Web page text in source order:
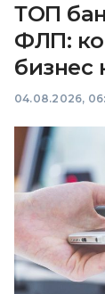
ТОП
ФЛП:
бизнес
04.08.2026,